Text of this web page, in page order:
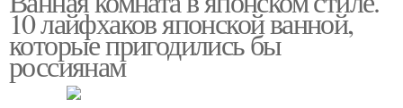
10 лайфхаков японской ванной,
которые пригодились бы
россиянам